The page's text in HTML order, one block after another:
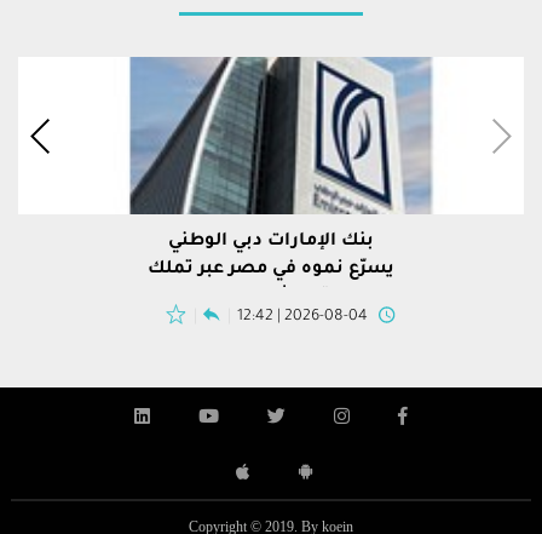
بنك الإمارات دبي الوطني
يسرّع نموه في مصر عبر تملك
2026-08-04 | 12:42
Copyright © 2019. By koein